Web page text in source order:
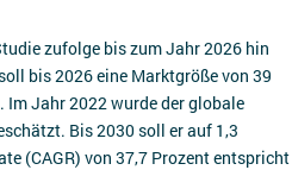
zufolge bis zum Jahr 2026 hin
bis 2026 eine Marktgröße von 39
Jahr 2022 wurde der globale
Bis 2030 soll er auf 1,3
(CAGR) von 37,7 Prozent entspricht